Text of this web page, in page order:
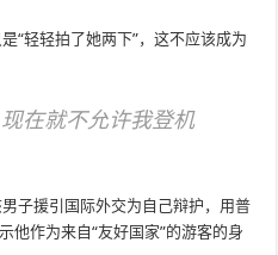
“轻轻拍了她两下”，这不应该成为
在就不允许我登机
子援引国际外交为自己辩护，用普
他作为来自“友好国家”的游客的身